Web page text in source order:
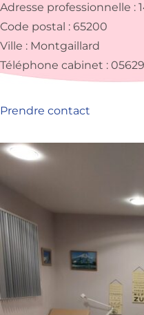
Adresse professionnelle :
Code postal : 65200
Ville : Montgaillard
Téléphone cabinet :
Prendre contact